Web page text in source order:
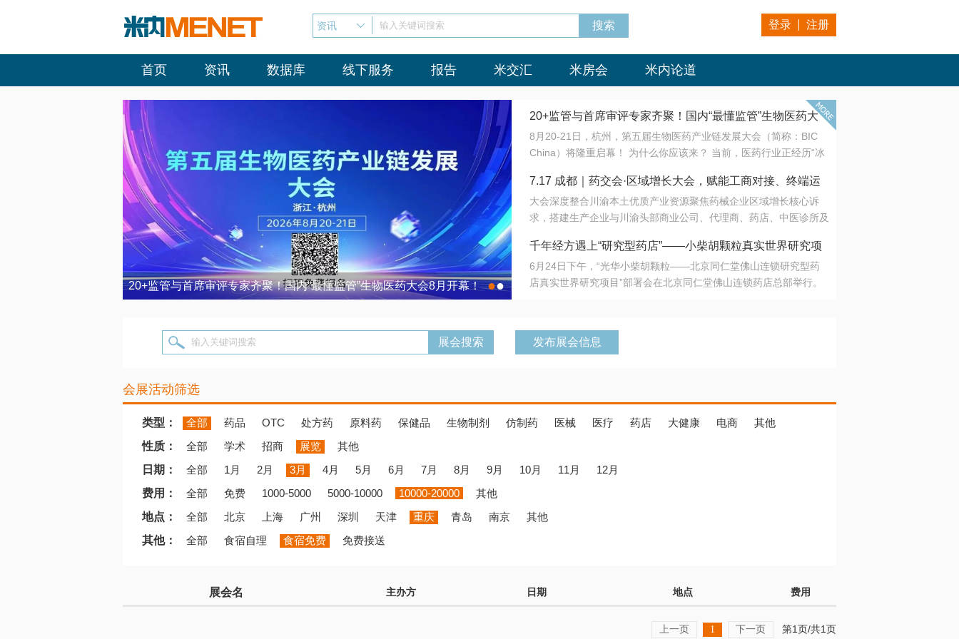
资讯 输入关键词搜索 登录 注册
首页 资讯 数据库 线下服务 报告 米交汇 米房会 米内论道
20+监管与首席审评专家齐聚！国内“最懂监管”生物医药大会8月开幕！ 7.17 成都｜药交会·区域增长大会，赋能工商对接、终端运营
●●
20+监管与首席审评专家齐聚！国内“最懂监管”生物医药大
会8月开幕！
8月20-21日，杭州，第五届生物医药产业链发展大会（简称：BIC
China）将隆重启幕！ 为什么你应该来？ 当前，医药行业正经历“冰
法正重新定义研发效率；另一端是创新药“最后一公里”的支付与入院
难题，呼唤更成熟的产业生态。 同质化“内卷”已无出路，全产业链协
同与出海能力建设才是破局关键。 本届大会以 “重构生态，定义未
算力突围；从中药创新、复杂药物制剂、CGT、多肽与小核酸的技
术攻坚，到CDMO的柔性智造。 我们致力于打破壁垒，让“实验
室”与“生产线”、“研发端”与“支付端”深度对话，更让监管、产业、资
7.17 成都｜药交会·区域增长大会，赋能工商对接、终端运
营
大会深度整合川渝本土优质产业资源聚焦药械企业区域增长核心诉
求，搭建生产企业与川渝头部商业公司、代理商、药店、中医诊所及
域增量份额夯实西南市场战略布局
千年经方遇上“研究型药店”——小柴胡颗粒真实世界研究项
目在北京同仁堂佛山连锁启动
6月24日下午，“光华小柴胡颗粒——北京同仁堂佛山连锁研究型药
店真实世界研究项目”部署会在北京同仁堂佛山连锁药店总部举行。
输入关键词搜索 发布展会信息
会展活动筛选
类型： 全部 药品 OTC 处方药 原料药 保健品 生物制剂 仿制药 医械 医疗 药店 大健康 电商
其他
性质：
全部 学术 招商 展览
其他
日期：
全部 1月 2月 3月 4月 5月 6月 7月 8月 9月 10月 11月
12月
费用：
全部 免费 1000-5000 5000-10000 10000-20000
其他
地点：
全部 北京 上海 广州 深圳 天津 重庆 青岛 南京
其他
其他：
全部 食宿自理 食宿免费 免费接送
展会名 主办方 日期 地点 费用
上一页 1 下一页 第1页/共1页